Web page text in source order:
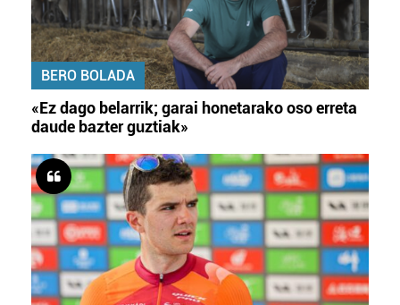
BERO BOLADA
«Ez dago belarrik; garai honetarako oso erreta
daude bazter guztiak»